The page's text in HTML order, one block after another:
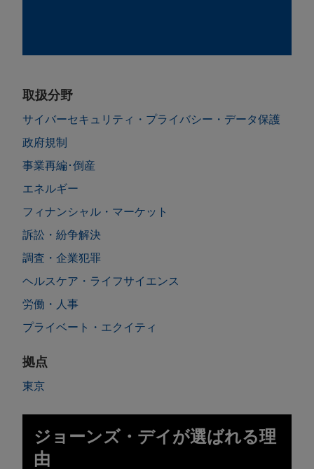
取扱分野
サイバーセキュリティ・プライバシー・データ保護
政府規制
事業再編･倒産
エネルギー
フィナンシャル・マーケット
訴訟・紛争解決
調査・企業犯罪
ヘルスケア・ライフサイエンス
労働・人事
プライベート・エクイティ
拠点
東京
ジョーンズ・デイが選ばれる理
由